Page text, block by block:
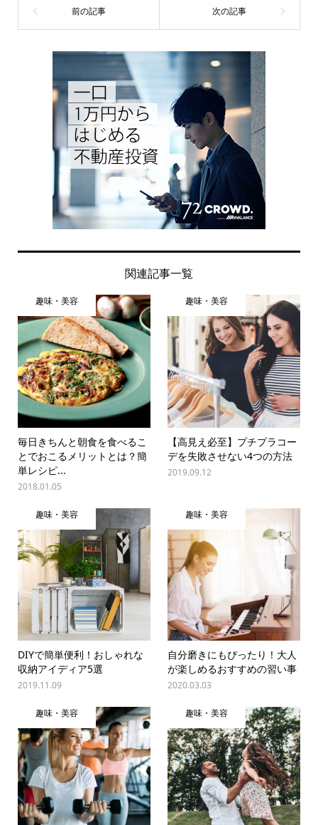
関連記事一覧
趣味・美容
毎日きちんと朝食を食べるこ
とでおこるメリットとは？簡
単レシピ...
2018.01.05
趣味・美容
【高見え必至】プチプラコー
デを失敗させない4つの方法
2019.09.12
趣味・美容
DIYで簡単便利！おしゃれな
収納アイディア5選
2019.11.09
趣味・美容
自分磨きにもぴったり！大人
が楽しめるおすすめの習い事
2020.03.03
趣味・美容 趣味・美容